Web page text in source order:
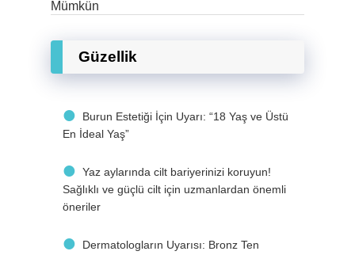
Güzellik
Burun Estetiği İçin Uyarı: “18 Yaş ve Üstü
En İdeal Yaş”
Yaz aylarında cilt bariyerinizi koruyun!
Sağlıklı ve güçlü cilt için uzmanlardan önemli
öneriler
Dermatologların Uyarısı: Bronz Ten